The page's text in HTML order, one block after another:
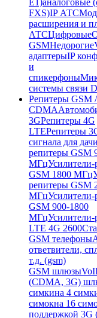
FXS)IP АТС
расширения и
АТСЦифровые
GSMНедорогие
адаптерыIP
и
спикерфоны
системы связи
Репитеры GSM /
CDMA
3GРепитеры 4G
LTEРепитеры
сигнала для дачи
репитеры GSM
МГц
GSM 1800 МГц
репитеры GSM
МГц
GSM 900-1800
МГц
LTE 4G 2600
GSM телефоны
ответвители,
т.д. (gsm)
GSM шлюзы
(CDMA, 3G)
симкина 4
симокна 16
поддержкой 3G